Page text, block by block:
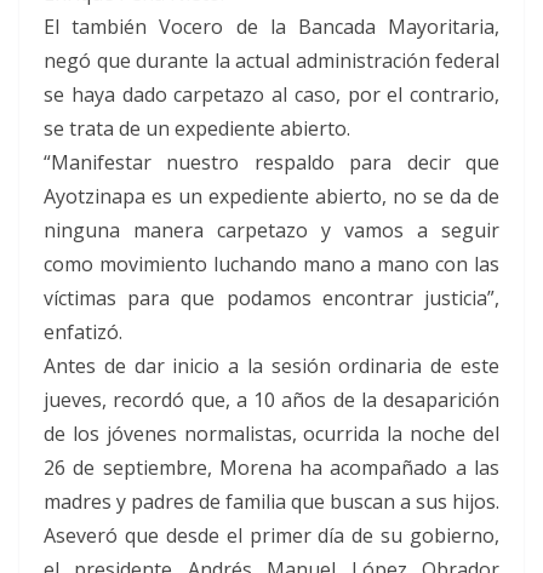
central de esta Campaña el desarrollo de una
cultura de respeto y diálogo intercultural mediante
el desmontaje de prejuicios y estigmas, y el
aprovechamiento de servicios de instancias
mediadoras, a fin de reconstruir historias
completas de hechos, aclarar distorsiones y
desactivar rumores desde su raíz bajo el principio
de “Hablando Se Entiende La Gente”. “Queremos
detectar y desmontar los desórdenes de
información, visibilizar la enorme riqueza de nuestra
diversidad, combatir la discriminación, revertir el
estigma territorial que pesa sobre Iztapalapa, y
formar agentes anti rumores locales”, para lo cual
se trabajará con vecinas y vecinos, con especial
atención en zonas con mayor diversidad y
conflictividad comunitaria, escuelas, centros
culturales y de la mano con actores comunitarios,
líderes locales y promotores culturales. La
Campaña incluye cinco grandes ejes: – Atención a
la migración y el combate a los prejuicios. –
Valorización cultural y lingüística de pueblos
originarios, indígenas y la comunidad afromexicana.
– Respeto a la diversidad sexual y de género. –
El también Vocero de la Bancada Mayoritaria,
negó que durante la actual administración federal
se haya dado carpetazo al caso, por el contrario,
se trata de un expediente abierto.
“Manifestar nuestro respaldo para decir que
Ayotzinapa es un expediente abierto, no se da de
ninguna manera carpetazo y vamos a seguir
como movimiento luchando mano a mano con las
víctimas para que podamos encontrar justicia”,
enfatizó.
Antes de dar inicio a la sesión ordinaria de este
jueves, recordó que, a 10 años de la desaparición
de los jóvenes normalistas, ocurrida la noche del
26 de septiembre, Morena ha acompañado a las
madres y padres de familia que buscan a sus hijos.
Aseveró que desde el primer día de su gobierno,